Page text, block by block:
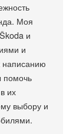
Моя
и
и
помочь
их
выбору и